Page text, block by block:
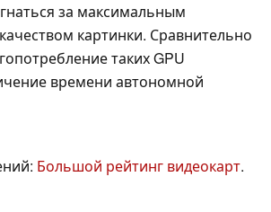
за максимальным
картинки. Сравнительно
таких GPU
времени автономной
Большой рейтинг видеокарт.